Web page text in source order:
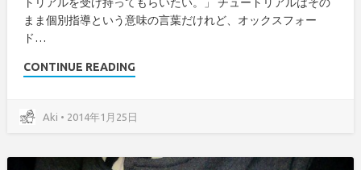
まま個別指導という意味の言葉だけれど、オックスフォー
ド…
CONTINUE READING
Aki • 2014年1月25日